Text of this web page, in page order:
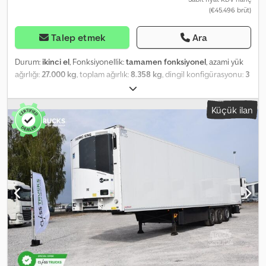
(€45.496 brüt)
Talep etmek Ara
Durum: ikinci el, Fonksiyonellik:tamamen fonksiyonel, azami yük
ağırlığı:27.000 kg, toplam ağırlık:8.358 kg, dingil konfigürasyonu: 3
, toplam uzunluk:
genişlik:2.600 mm, süspansiyon:hava, renk:beyaz, Üretim yılı:
2021, Donanım:hidrolik direksiyon, soğutma ünitesi, tam servis
geçmişi, teknik özellikler FP 60 SMART. Yüksekliği ayarlanabilen,
çift katlı V7 1650 model, 11x3 EURO palet kapasiteli. E-motorlu ve
akülü CARRIER VECTOR 1550, tek sıcaklık bölmeli soğutma ünitesi
için kurulum paketi, SKO. Çift arka kapılar (FP, NX17), çift paslanmaz
çelik kilitleme çubuklu, köpükten yalıtımlı. Cihazın arkasında
bulunan, kapak tutuculu, bölmeli ve çekmeceli plastik alet kutusu.
SCHMITZ siyah plastik yakıt tankı, 245 litre, 1 adet doldurma ağzı;
biyodizel uyumlu. Lastikler 385/65 R22,5. Toplam uzunluk: 13550
mm. Römorkun toplam genişliği: 2600 mm. Toplam yükseklik
(yüksüz): 4008 mm. 36 Euro-/24 ISO palet kapasiteli palet rafı.
ROTOS SCB süspansiyon sistemi (disk frenler). Ön aks kaldırma
özelliği. Lastik bilgileri Codpfx Afozrdk Isteha Ön sol - 5 mm Ön sağ
Küçük ilan